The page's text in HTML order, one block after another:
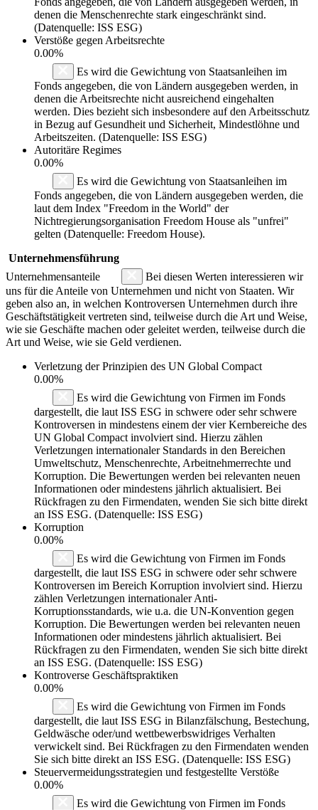
denen die Menschenrechte stark eingeschränkt sind.
(Datenquelle: ISS ESG)
Verstöße gegen Arbeitsrechte
0.00%
Es wird die Gewichtung von Staatsanleihen im
Fonds angegeben, die von Ländern ausgegeben werden, in
denen die Arbeitsrechte nicht ausreichend eingehalten
werden. Dies bezieht sich insbesondere auf den Arbeitsschutz
in Bezug auf Gesundheit und Sicherheit, Mindestlöhne und
Arbeitszeiten. (Datenquelle: ISS ESG)
Autoritäre Regimes
0.00%
Es wird die Gewichtung von Staatsanleihen im
Fonds angegeben, die von Ländern ausgegeben werden, die
laut dem Index "Freedom in the World" der
Nichtregierungsorganisation Freedom House als "unfrei"
gelten (Datenquelle: Freedom House).
Unternehmensführung
Unternehmensanteile
Bei diesen Werten interessieren wir
uns für die Anteile von Unternehmen und nicht von Staaten. Wir
geben also an, in welchen Kontroversen Unternehmen durch ihre
Geschäftstätigkeit vertreten sind, teilweise durch die Art und Weise,
wie sie Geschäfte machen oder geleitet werden, teilweise durch die
Art und Weise, wie sie Geld verdienen.
Verletzung der Prinzipien des UN Global Compact
0.00%
Es wird die Gewichtung von Firmen im Fonds
dargestellt, die laut ISS ESG in schwere oder sehr schwere
Kontroversen in mindestens einem der vier Kernbereiche des
UN Global Compact involviert sind. Hierzu zählen
Verletzungen internationaler Standards in den Bereichen
Umweltschutz, Menschenrechte, Arbeitnehmerrechte und
Korruption. Die Bewertungen werden bei relevanten neuen
Informationen oder mindestens jährlich aktualisiert. Bei
Rückfragen zu den Firmendaten, wenden Sie sich bitte direkt
an ISS ESG. (Datenquelle: ISS ESG)
Korruption
0.00%
Es wird die Gewichtung von Firmen im Fonds
dargestellt, die laut ISS ESG in schwere oder sehr schwere
Kontroversen im Bereich Korruption involviert sind. Hierzu
zählen Verletzungen internationaler Anti-
Korruptionsstandards, wie u.a. die UN-Konvention gegen
Korruption. Die Bewertungen werden bei relevanten neuen
Informationen oder mindestens jährlich aktualisiert. Bei
Rückfragen zu den Firmendaten, wenden Sie sich bitte direkt
an ISS ESG. (Datenquelle: ISS ESG)
Kontroverse Geschäftspraktiken
0.00%
Es wird die Gewichtung von Firmen im Fonds
dargestellt, die laut ISS ESG in Bilanzfälschung, Bestechung,
Geldwäsche oder/und wettbewerbswidriges Verhalten
verwickelt sind. Bei Rückfragen zu den Firmendaten wenden
Sie sich bitte direkt an ISS ESG. (Datenquelle: ISS ESG)
Steuervermeidungsstrategien und festgestellte Verstöße
0.00%
Es wird die Gewichtung von Firmen im Fonds